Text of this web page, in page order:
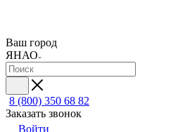
Ваш город
ЯНАО
8 (800) 350 68 82
Заказать звонок
Войти